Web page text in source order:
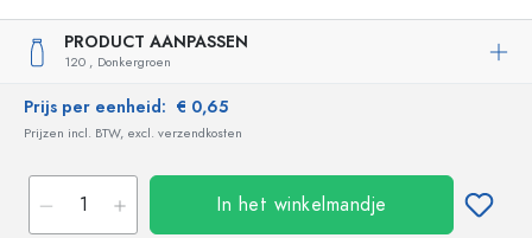
PRODUCT AANPASSEN
120 , Donkergroen
Prijs per eenheid: € 0,65
Prijzen incl. BTW, excl. verzendkosten
In het winkelmandje